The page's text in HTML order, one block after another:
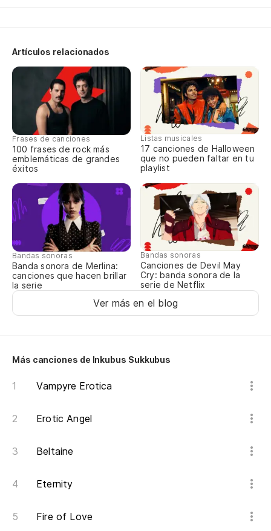
Artículos relacionados
Frases de canciones
100 frases de rock más
emblemáticas de grandes
éxitos
Listas musicales
17 canciones de Halloween
que no pueden faltar en tu
playlist
Bandas sonoras
Banda sonora de Merlina:
canciones que hacen brillar
la serie
Bandas sonoras
Canciones de Devil May
Cry: banda sonora de la
serie de Netflix
Ver más en el blog
Más canciones de Inkubus Sukkubus
Vampyre Erotica
Erotic Angel
Beltaine
Eternity
Fire of Love